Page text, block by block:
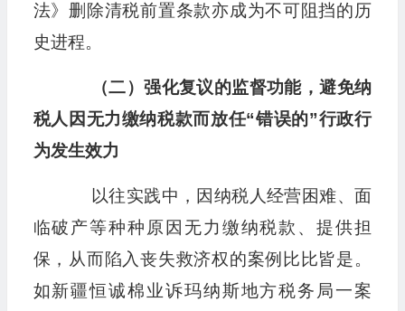
法》删除清税前置条款亦成为不可阻挡的历
史进程。
（二）强化复议的监督功能，避免纳
税人因无力缴纳税款而放任“错误的”行政行
为发生效力
以往实践中，因纳税人经营困难、面
临破产等种种原因无力缴纳税款、提供担
保，从而陷入丧失救济权的案例比比皆是。
如新疆恒诚棉业诉玛纳斯地方税务局一案